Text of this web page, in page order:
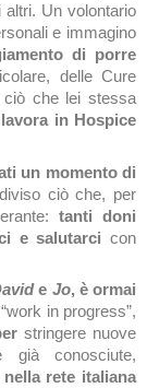
altri. Un volontario
e immagino
di porre
delle Cure
ciò che lei stessa
in Hospice
un momento di
ciò che, per
tanti doni
e salutarci con
e Jo, è ormai
in progress”,
stringere nuove
già conosciute,
rete italiana